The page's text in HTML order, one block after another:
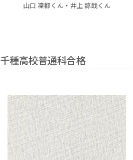
山口 凜都くん・井上 諒哉くん
千種高校普通科合格